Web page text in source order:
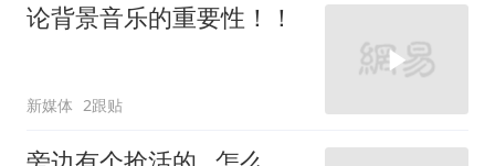
论背景音乐的重要性！！
新媒体 2跟贴